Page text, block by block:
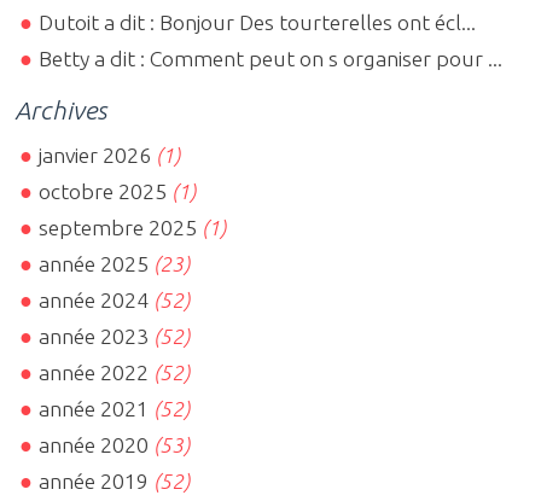
Dutoit a dit : Bonjour Des tourterelles ont écl...
Betty a dit : Comment peut on s organiser pour ...
Archives
janvier 2026 (1)
octobre 2025 (1)
septembre 2025 (1)
année 2025 (23)
année 2024 (52)
année 2023 (52)
année 2022 (52)
année 2021 (52)
année 2020 (53)
année 2019 (52)